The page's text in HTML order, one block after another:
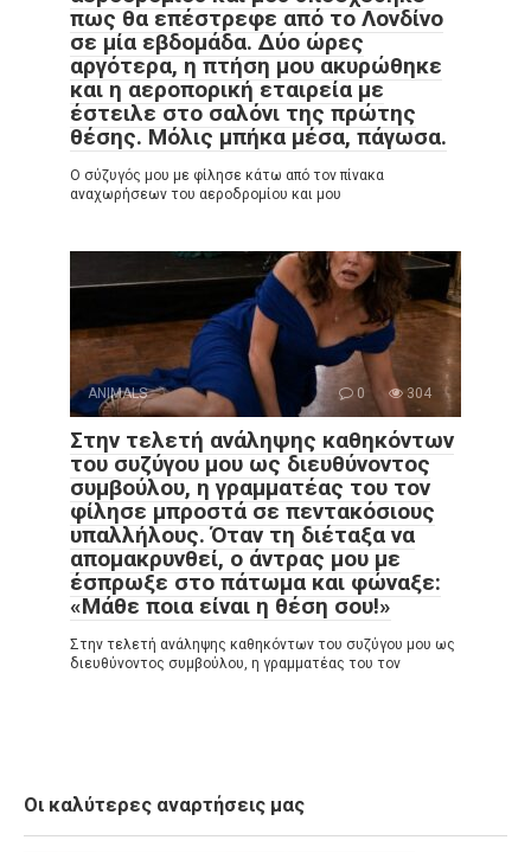
πως θα επέστρεφε από το Λονδίνο
σε μία εβδομάδα. Δύο ώρες
αργότερα, η πτήση μου ακυρώθηκε
και η αεροπορική εταιρεία με
έστειλε στο σαλόνι της πρώτης
θέσης. Μόλις μπήκα μέσα, πάγωσα.
Ο σύζυγός μου με φίλησε κάτω από τον πίνακα
αναχωρήσεων του αεροδρομίου και μου
ANIMALS 0 304
Στην τελετή ανάληψης καθηκόντων
του συζύγου μου ως διευθύνοντος
συμβούλου, η γραμματέας του τον
φίλησε μπροστά σε πεντακόσιους
υπαλλήλους. Όταν τη διέταξα να
απομακρυνθεί, ο άντρας μου με
έσπρωξε στο πάτωμα και φώναξε:
«Μάθε ποια είναι η θέση σου!»
Στην τελετή ανάληψης καθηκόντων του συζύγου μου ως
διευθύνοντος συμβούλου, η γραμματέας του τον
Οι καλύτερες αναρτήσεις μας